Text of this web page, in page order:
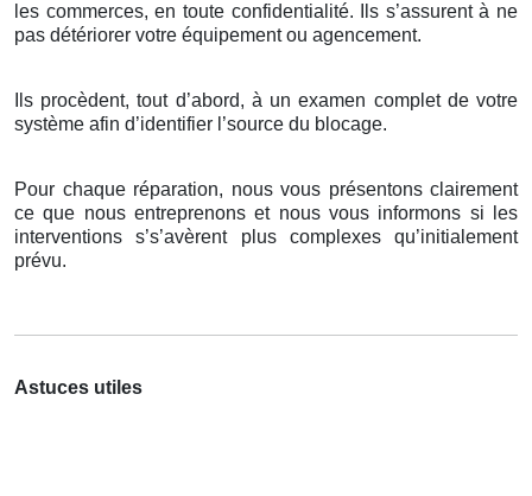
les commerces, en toute confidentialité. Ils s’assurent à ne
pas détériorer votre équipement ou agencement.
Ils procèdent, tout d’abord, à un examen complet de votre
système afin d’identifier l’source du blocage.
Pour chaque réparation, nous vous présentons clairement
ce que nous entreprenons et nous vous informons si les
interventions s’s’avèrent plus complexes qu’initialement
prévu.
Astuces utiles